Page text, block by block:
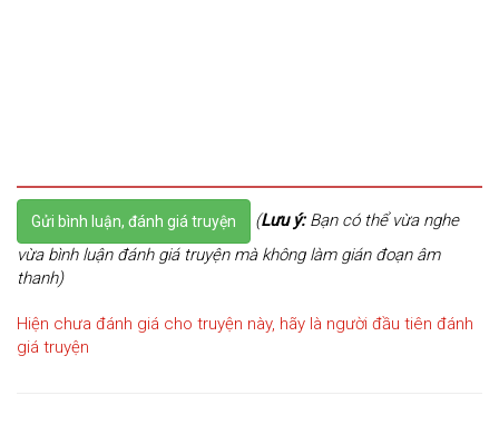
Gửi bình luận, đánh giá truyện (Lưu ý:Bạn có thể vừa nghe
vừa bình luận đánh giá truyện mà không làm gián đoạn âm
thanh)
Hiện chưa đánh giá cho truyện này, hãy là người đầu tiên đánh
giá truyện